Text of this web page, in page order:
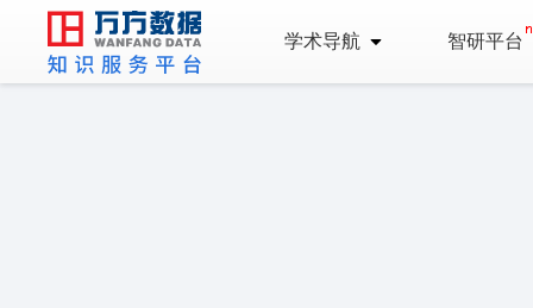
学术导航 智研平台